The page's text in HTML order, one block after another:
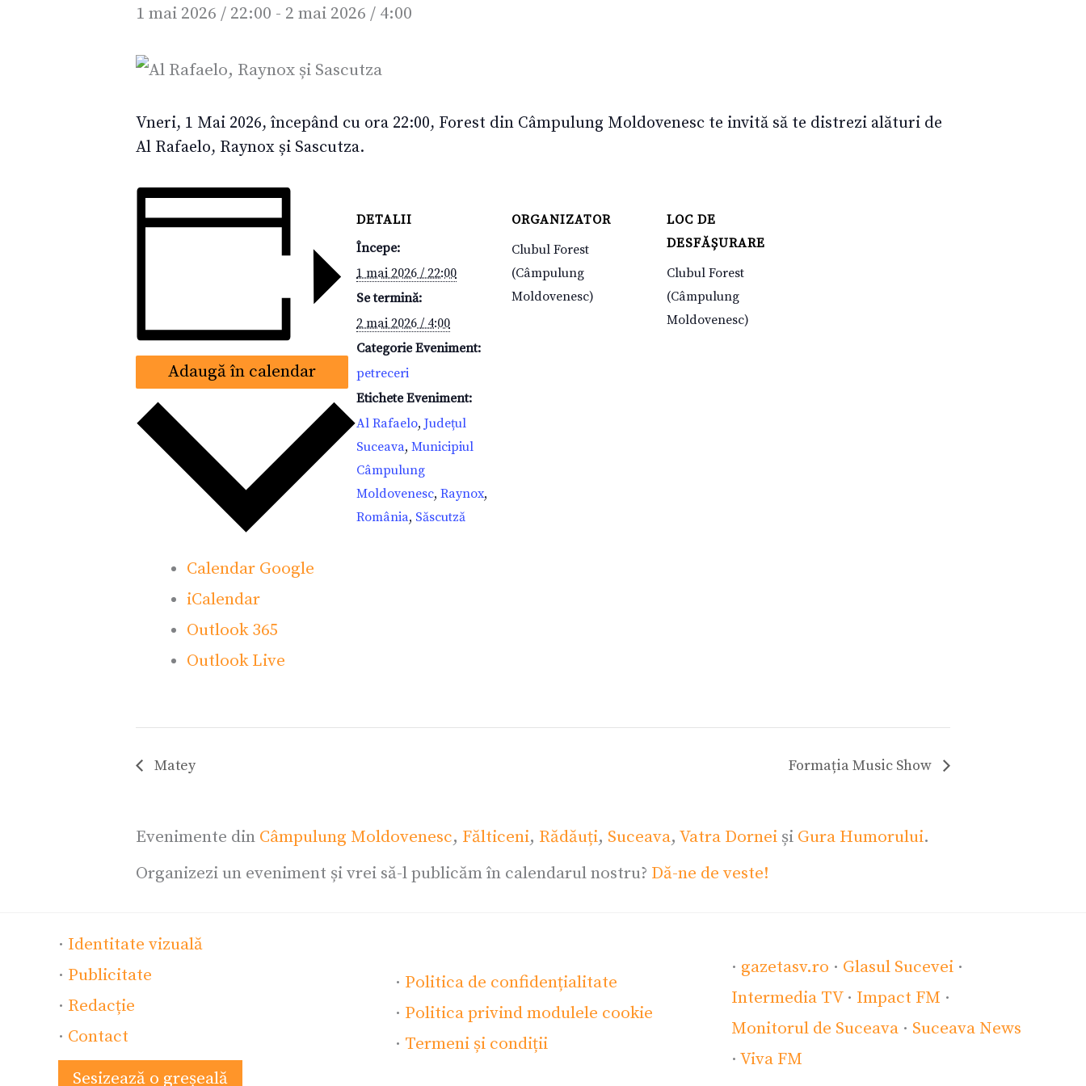
1 mai 2026 / 22:00 - 2 mai 2026 / 4:00
Vneri, 1 Mai 2026, începând cu ora 22:00, Forest din Câmpulung Moldovenesc te invită să te distrezi alături de
Al Rafaelo, Raynox și Sascutza.
Adaugă în calendar
Calendar Google
iCalendar
Outlook 365
Outlook Live
DETALII
Începe:
1 mai 2026 / 22:00
Se termină:
2 mai 2026 / 4:00
Categorie Eveniment:
petreceri
Etichete Eveniment:
Al Rafaelo, Județul
Suceava, Municipiul
Câmpulung
Moldovenesc, Raynox,
România, Săscutză
ORGANIZATOR
Clubul Forest
(Câmpulung
Moldovenesc)
LOC DE
DESFĂȘURARE
Clubul Forest
(Câmpulung
Moldovenesc)
Matey Formația Music Show
Evenimente din Câmpulung Moldovenesc, Fălticeni, Rădăuți, Suceava, Vatra Dornei și Gura Humorului.
Organizezi un eveniment și vrei să-l publicăm în calendarul nostru? Dă-ne de veste!
· Identitate vizuală
· Publicitate
· Redacție
· Contact
Sesizează o greșeală
· Politica de confidențialitate
· Politica privind modulele cookie
· Termeni și condiții
· gazetasv.ro · Glasul Sucevei ·
Intermedia TV· Impact FM ·
Monitorul de Suceava · Suceava News
·Viva FM